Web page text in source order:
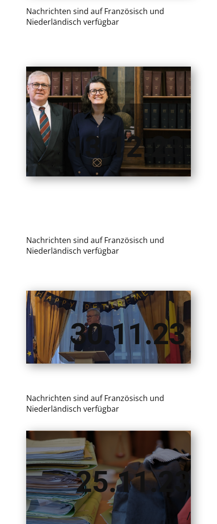
Nachrichten sind auf Französisch und
Niederländisch verfügbar
13.12.23
Nachrichten sind auf Französisch und
Niederländisch verfügbar
​30.11.23
Nachrichten sind auf Französisch und
Niederländisch verfügbar
25.11.23
/